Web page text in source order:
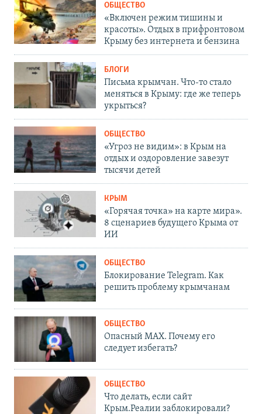
ОБЩЕСТВО
«Включен режим тишины и
красоты». Отдых в прифронтовом
Крыму без интернета и бензина
БЛОГИ
Письма крымчан. Что-то стало
меняться в Крыму: где же теперь
укрыться?
ОБЩЕСТВО
«Угроз не видим»: в Крым на
отдых и оздоровление завезут
тысячи детей
КРЫМ
«Горячая точка» на карте мира».
8 сценариев будущего Крыма от
ИИ
ОБЩЕСТВО
Блокирование Telegram. Как
решить проблему крымчанам
ОБЩЕСТВО
Опасный MAX. Почему его
следует избегать?
ОБЩЕСТВО
Что делать, если сайт
Крым.Реалии заблокировали?